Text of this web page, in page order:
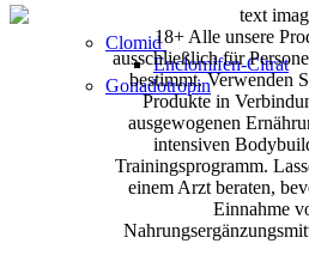
Clomid
Enclomifen-Citrat
Gonadotropin
18+ Alle unsere
ausschließlich für
bestimmt. Verwenden
Produkte in
ausgewogenen
intensiven
Trainingsprogramm.
einem Arzt beraten,
Einnahme